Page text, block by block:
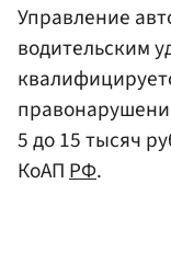
Управление
водительским
5 до 15 тысяч
КоАПРФ.